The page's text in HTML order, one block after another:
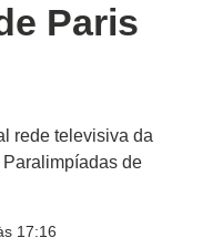
Paris
rede televisiva da
de
17:16